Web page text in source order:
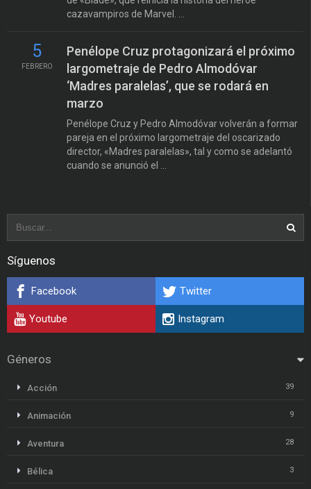
cazavampiros de Marvel. ...
5
FEBRERO
Penélope Cruz protagonizará el próximo
largometraje de Pedro Almodóvar
‘Madres paralelas’, que se rodará en
marzo
Penélope Cruz y Pedro Almodóvar volverán a formar
pareja en el próximo largometraje del oscarizado
director, «Madres paralelas», tal y como se adelantó
cuando se anunció el ...
Síguenos
Facebook Twitter
Youtube Instagram
Géneros
Acción 39
Animación 9
Aventura 28
Bélica 3